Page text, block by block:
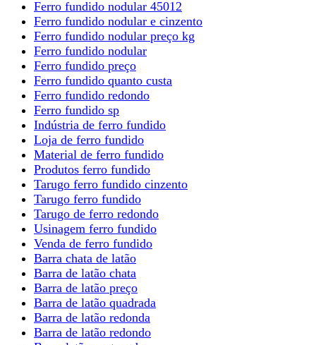
Ferro fundido nodular 45012
Ferro fundido nodular e cinzento
Ferro fundido nodular preço kg
Ferro fundido nodular
Ferro fundido preço
Ferro fundido quanto custa
Ferro fundido redondo
Ferro fundido sp
Indústria de ferro fundido
Loja de ferro fundido
Material de ferro fundido
Produtos ferro fundido
Tarugo ferro fundido cinzento
Tarugo ferro fundido
Tarugo de ferro redondo
Usinagem ferro fundido
Venda de ferro fundido
Barra chata de latão
Barra de latão chata
Barra de latão preço
Barra de latão quadrada
Barra de latão redonda
Barra de latão redondo